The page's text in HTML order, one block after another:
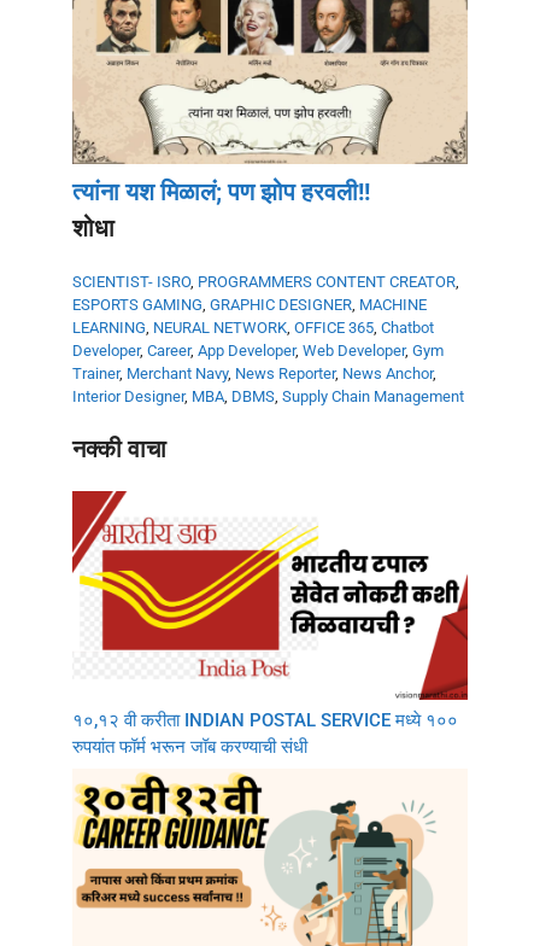
त्यांना यश मिळालं; पण झोप हरवली!!
शोधा
SCIENTIST- ISRO, PROGRAMMERS CONTENT CREATOR
ESPORTS GAMING GRAPHIC DESIGNER MACHINE
LEARNING NEURAL NETWORK OFFICE 365 Chatbot
Developer, Career, App Developer, Web Developer, Gym
Trainer, Merchant Navy, News Reporter, News Anchor,
Interior Designer, MBA DBMS Supply Chain Management
नक्की वाचा
१०,१२ वी करीता INDIAN POSTAL SERVICE मध्ये १००
रुपयांत फॉर्म भरून जॉब करण्याची संधी